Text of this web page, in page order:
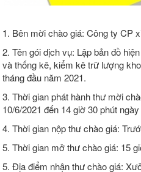
1. Bên mời chào giá: Công ty CP
2. Tên gói dịch vụ: Lập bản đồ
và thống kê, kiểm kê trữ lượng
tháng đầu năm 2021.
3. Thời gian phát hành thư mời
10/6/2021 đến 14 giờ 30 phút
4. Thời gian nộp thư chào giá:
5. Thời gian mở thư chào giá: 15
5. Địa điểm nhận thư chào giá: